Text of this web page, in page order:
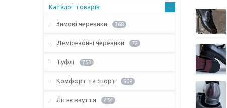
Каталог товарів
Зимові черевики 368
Демісезонні черевики 72
Туфлі 753
Комфорт та спорт 908
Літнє взуття 454